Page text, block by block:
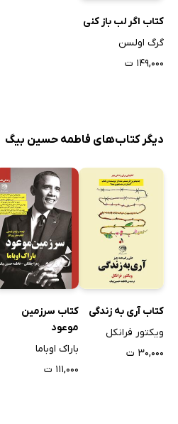
کتاب اگر لب باز کنی
گرگ اولسن
۱۴۹,۰۰۰ ت
دیگر کتاب‌های فاطمه حسین بیگ
کتاب آری به زندگی
ویکتور فرانکل
۳۰,۰۰۰ ت
کتاب سرزمین
موعود
باراک اوباما
۱۱۱,۰۰۰ ت